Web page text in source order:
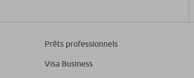
Prêts professionnels
Visa Business